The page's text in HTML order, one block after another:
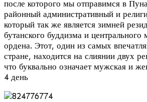
после которого мы отправимся в
районный административный и
который так же является зимней
бутанского буддизма и центрального
ордена. Этот, один из самых
стране, находится на слиянии двух
что буквально означает мужская и
4 день